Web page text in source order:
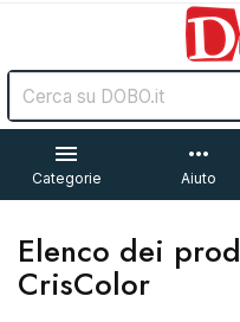

Categorie
more_horiz
Aiuto
Elenco dei
CrisColor